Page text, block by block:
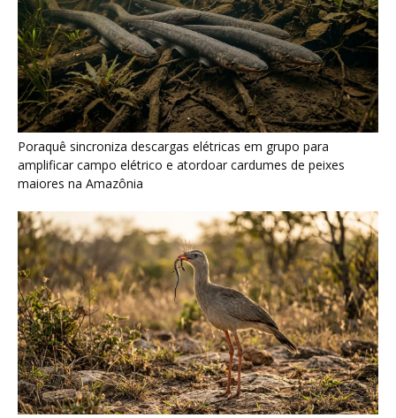
Poraquê sincroniza descargas elétricas em grupo para
amplificar campo elétrico e atordoar cardumes de peixes
maiores na Amazônia